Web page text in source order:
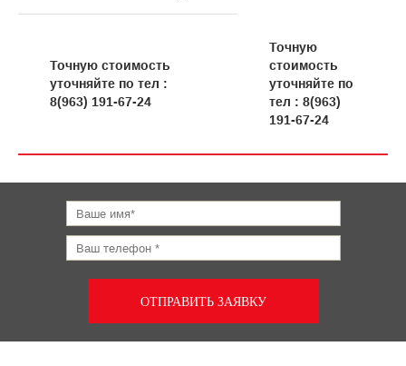
Точную стоимость
уточняйте по тел :
8(963) 191-67-24
Точную
стоимость
уточняйте по
тел : 8(963)
191-67-24
ОТПРАВИТЬ ЗАЯВКУ